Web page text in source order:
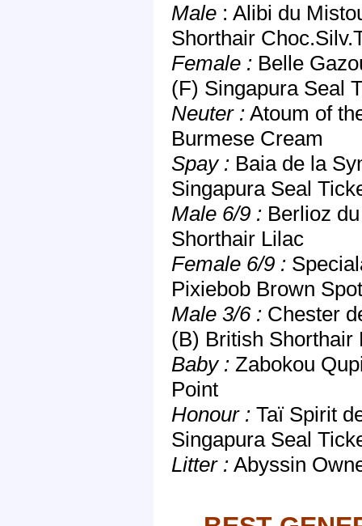
Male : Alibi du
Shorthair
Female : Belle
(F) Singapura Seal
Neuter : Atoum of
Burmese Cream
Spay : Baia de la
Singapura Seal
Male 6/9 : Berlioz
Shorthair Lilac
Female 6/9 :
Pixiebob Brown
Male 3/6 : Chester
(B) British Shorthair
Baby : Zabokou
Point
Honour : Taï Spirit
Singapura Seal
Litter : Abyssin